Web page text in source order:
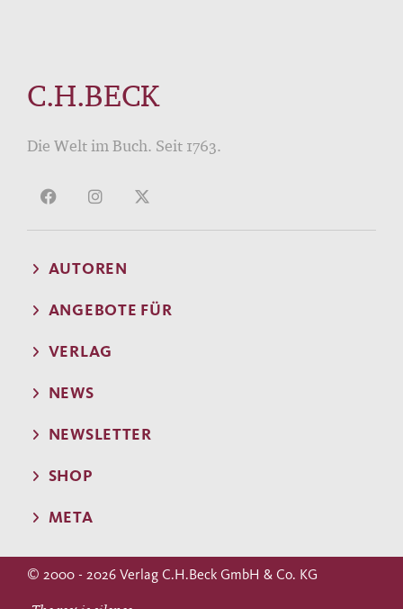
C.H.BECK
Die Welt im Buch. Seit 1763.
AUTOREN
ANGEBOTE FÜR
VERLAG
NEWS
NEWSLETTER
SHOP
META
© 2000 - 2026 Verlag C.H.Beck GmbH & Co. KG